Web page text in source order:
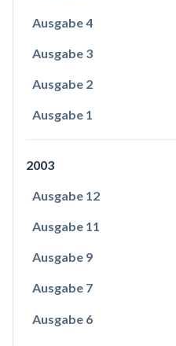
Ausgabe 4
Ausgabe 3
Ausgabe 2
Ausgabe 1
2003
Ausgabe 12
Ausgabe 11
Ausgabe 9
Ausgabe 7
Ausgabe 6